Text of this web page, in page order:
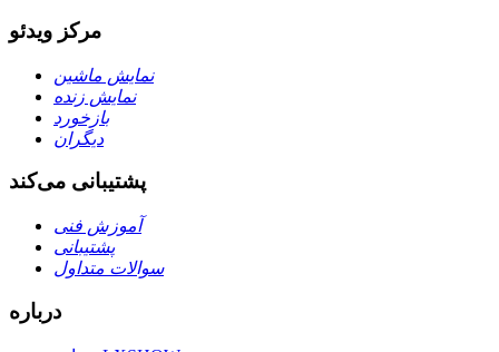
مرکز ویدئو
نمایش ماشین
نمایش زنده
بازخورد
دیگران
پشتیبانی می‌کند
آموزش فنی
پشتیبانی
سوالات متداول
درباره